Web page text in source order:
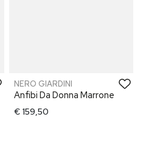
NERO GIARDINI
Anfibi Da Donna Marrone
€ 159,50